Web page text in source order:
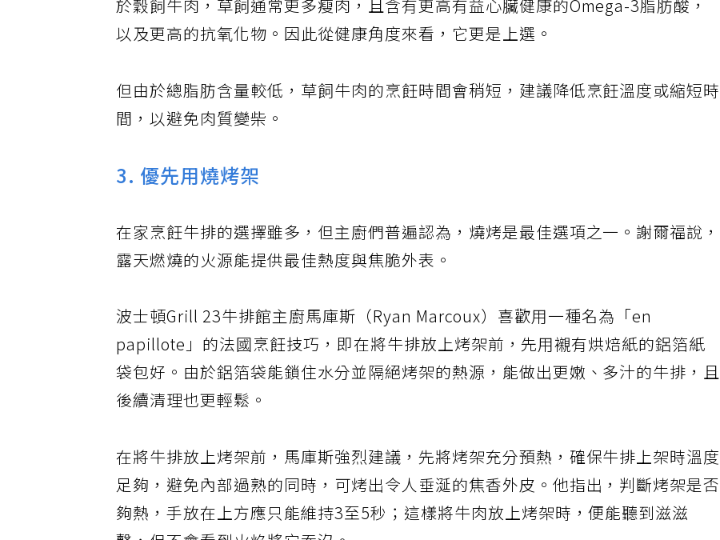
於穀飼牛肉，草飼通常更多瘦肉，且含有更高有益心臟健康的Omega-3脂肪酸，
以及更高的抗氧化物。因此從健康角度來看，它更是上選。
但由於總脂肪含量較低，草飼牛肉的烹飪時間會稍短，建議降低烹飪溫度或縮短時
間，以避免肉質變柴。
3. 優先用燒烤架
在家烹飪牛排的選擇雖多，但主廚們普遍認為，燒烤是最佳選項之一。謝爾福說，
露天燃燒的火源能提供最佳熱度與焦脆外表。
波士頓Grill 23牛排館主廚馬庫斯（Ryan Marcoux）喜歡用一種名為「en
papillote」的法國烹飪技巧，即在將牛排放上烤架前，先用襯有烘焙紙的鋁箔紙
袋包好。由於鋁箔袋能鎖住水分並隔絕烤架的熱源，能做出更嫩、多汁的牛排，且
後續清理也更輕鬆。
在將牛排放上烤架前，馬庫斯強烈建議，先將烤架充分預熱，確保牛排上架時溫度
足夠，避免內部過熟的同時，可烤出令人垂涎的焦香外皮。他指出，判斷烤架是否
夠熱，手放在上方應只能維持3至5秒；這樣將牛肉放上烤架時，便能聽到滋滋